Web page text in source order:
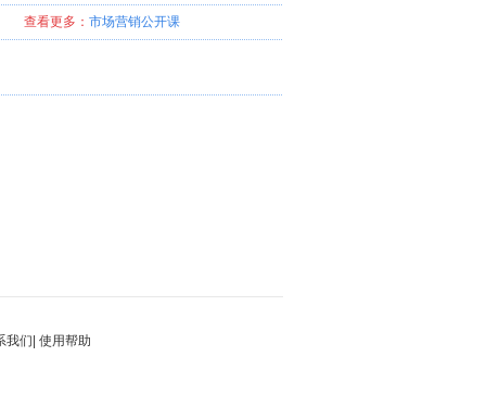
查看更多： 市场营销公开课
我们 使用帮助